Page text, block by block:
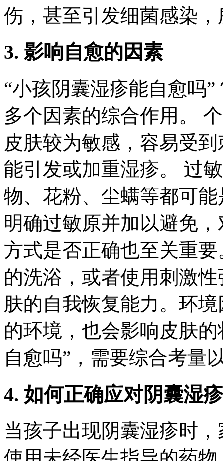
伤，甚至引发细菌感染
3. 影响自愈的因素
“小孩阴囊湿疹能自愈吗
多个因素的综合作用。
皮肤较为敏感，容易受
能引发或加重湿疹。 过
物、花粉、尘螨等都可
明确过敏原并加以避免
方式是否正确也至关重
的洗浴，或者使用刺激
肤的自我恢复能力。环
的环境，也会影响皮肤
自愈吗”，需要综合考量
4. 如何正确应对阴囊湿疹
当孩子出现阴囊湿疹时